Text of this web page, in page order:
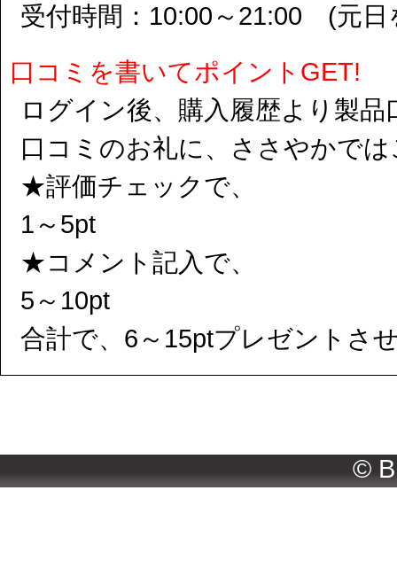
受付時間：10:00～21:00 (元日
口コミを書いてポイントGET!
ログイン後、購入履歴より製
口コミのお礼に、ささやかで
★評価チェックで、
1～5pt
★コメント記入で、
5～10pt
合計で、6～15ptプレゼントさ
©